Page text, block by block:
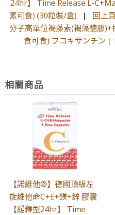
24hr】 Time Release L-
素可食) (30粒裝/盒) | 回上頁
分子高單位褐藻素(褐藻醣膠
食可食) フコキサンチン |
相關商品
【諾維他®】德國頂級左
旋維他命C+E+鎂+鋅 膠囊
【緩釋型24hr】 Time